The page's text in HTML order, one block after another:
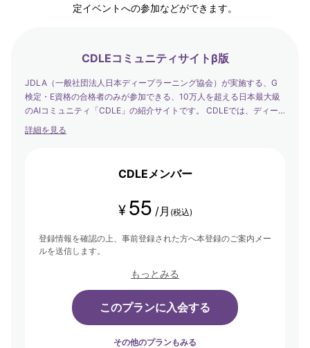
定イベントへの参加などができます。
CDLEコミュニティサイトβ版
JDLA（一般社団法人日本ディープラーニング協会）が実施する、G
検定・E資格の合格者のみが参加できる、10万人を超える日本最大級
のAIコミュニティ「CDLE」の紹介サイトです。 CDLEでは、ディー
プラーニングの社会実装の日本代表として、社会を発展させるエバン
詳細を見る
CDLEメンバー
¥ 55 /月 (税込)
登録情報を確認の上、事前登録された方へ本登録のご案内メー
ルを送信します。
もっとみる
このプランに入会する
その他のプランもみる